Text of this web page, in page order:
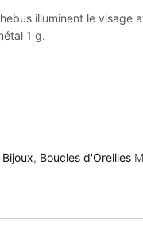
illuminent le visage
1 g.
Bijoux, Boucles d'Oreilles